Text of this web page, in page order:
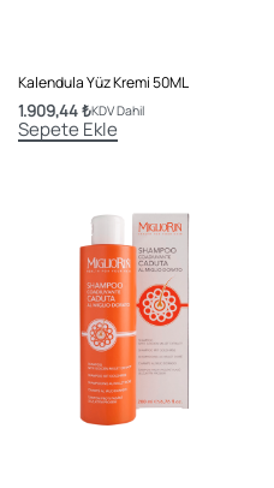
Kalendula Yüz Kremi 50ML
1.909,44₺KDV Dahil
Sepete Ekle